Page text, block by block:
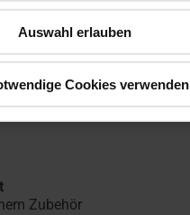
Auswahl erlauben
Cookies verwenden
Zubehör